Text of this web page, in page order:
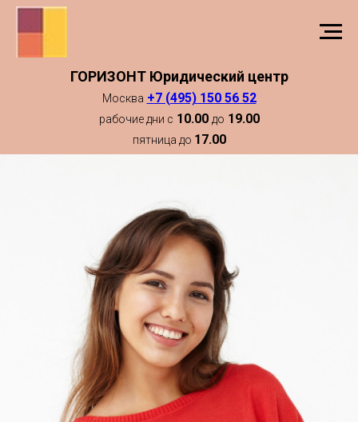
ГОРИЗОНТ Юридический центр
Москва +7 (495) 150 56 52
рабочие дни с 10.00 до 19.00
пятница до 17.00